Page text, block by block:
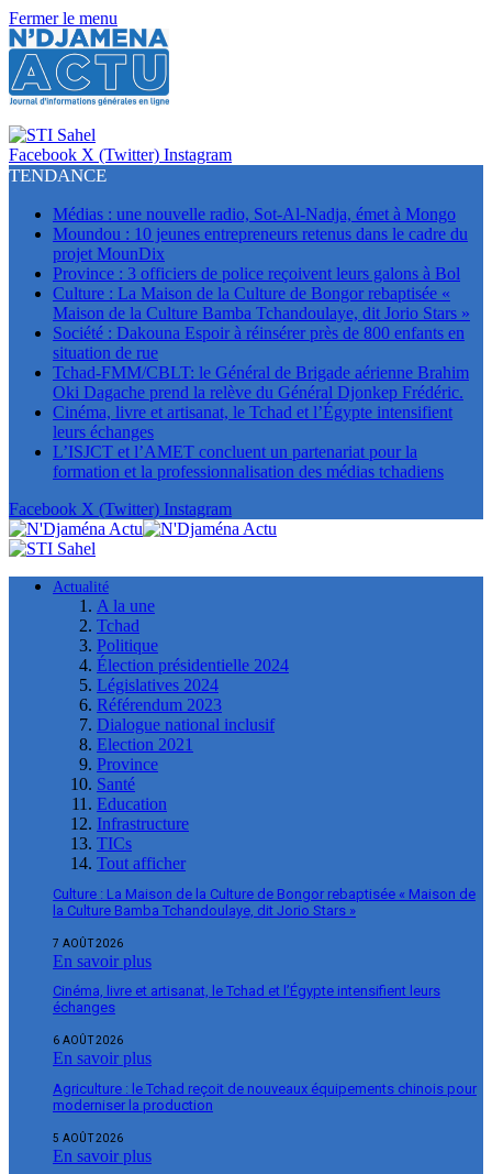
Fermer le menu
Facebook X (Twitter) Instagram
TENDANCE
Médias : une nouvelle radio, Sot-Al-Nadja, émet à Mongo
Moundou : 10 jeunes entrepreneurs retenus dans le cadre du
projet MounDix
Province : 3 officiers de police reçoivent leurs galons à Bol
Culture : La Maison de la Culture de Bongor rebaptisée «
Maison de la Culture Bamba Tchandoulaye, dit Jorio Stars »
Société : Dakouna Espoir à réinsérer près de 800 enfants en
situation de rue
Tchad-FMM/CBLT: le Général de Brigade aérienne Brahim
Oki Dagache prend la relève du Général Djonkep Frédéric.
Cinéma, livre et artisanat, le Tchad et l’Égypte intensifient
leurs échanges
L’ISJCT et l’AMET concluent un partenariat pour la
formation et la professionnalisation des médias tchadiens
Facebook X (Twitter) Instagram
Actualité
A la une
Tchad
Politique
Élection présidentielle 2024
Législatives 2024
Référendum 2023
Dialogue national inclusif
Election 2021
Province
Santé
Education
Infrastructure
TICs
Tout afficher
Culture : La Maison de la Culture de Bongor rebaptisée « Maison de
la Culture Bamba Tchandoulaye, dit Jorio Stars »
7 AOÛT 2026
En savoir plus
Cinéma, livre et artisanat, le Tchad et l’Égypte intensifient leurs
échanges
6 AOÛT 2026
En savoir plus
Agriculture : le Tchad reçoit de nouveaux équipements chinois pour
moderniser la production
5 AOÛT 2026
En savoir plus